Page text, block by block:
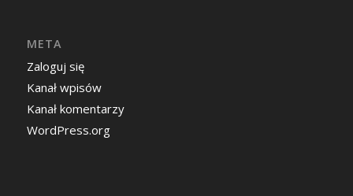
META
Zaloguj się
Kanał wpisów
Kanał komentarzy
WordPress.org